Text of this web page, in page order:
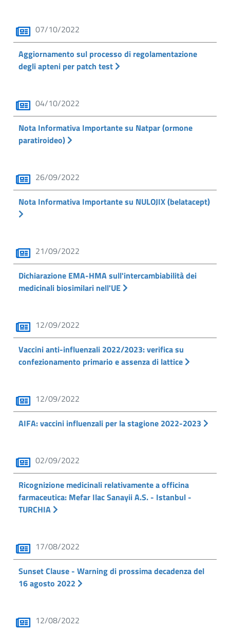
07/10/2022
Aggiornamento sul processo di regolamentazione
degli apteni per patch test
04/10/2022
Nota Informativa Importante su Natpar (ormone
paratiroideo)
26/09/2022
Nota Informativa Importante su NULOJIX (belatacept)
21/09/2022
Dichiarazione EMA-HMA sull'intercambiabilità dei
medicinali biosimilari nell'UE
12/09/2022
Vaccini anti-influenzali 2022/2023: verifica su
confezionamento primario e assenza di lattice
12/09/2022
AIFA: vaccini influenzali per la stagione 2022-2023
02/09/2022
Ricognizione medicinali relativamente a officina
farmaceutica: Mefar Ilac Sanayii A.S. - Istanbul -
TURCHIA
17/08/2022
Sunset Clause - Warning di prossima decadenza del
16 agosto 2022
12/08/2022